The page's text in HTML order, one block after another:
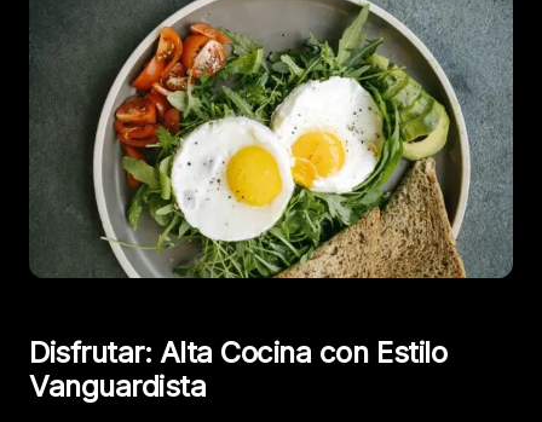
Disfrutar: Alta Cocina con Estilo
Vanguardista